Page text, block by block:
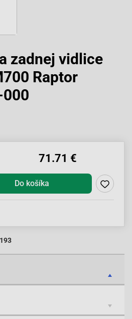
zadnej vidlice
Raptor
000
71.71 €
Do košíka